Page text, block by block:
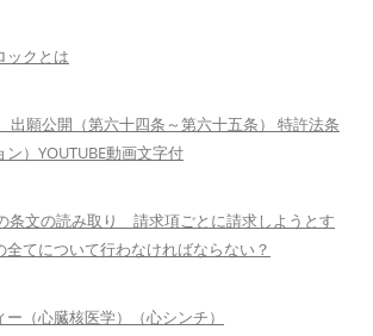
ックとは
願公開（第六十四条～第六十五条） 特許法条
）YOUTUBE動画文字付
条文の読み取り 請求項ごとに請求しようとす
全てについて行わなければならない？
（心臓核医学）（心シンチ）